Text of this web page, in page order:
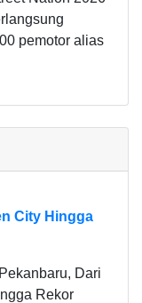
pemotor alias
City Hingga
Dari
Rekor